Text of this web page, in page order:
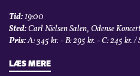
Tid:19:00
Sted:Carl Nielsen Salen, Odense
Pris:A: 345 kr. - B: 295 kr. - C: 245 kr. /
LÆS MERE